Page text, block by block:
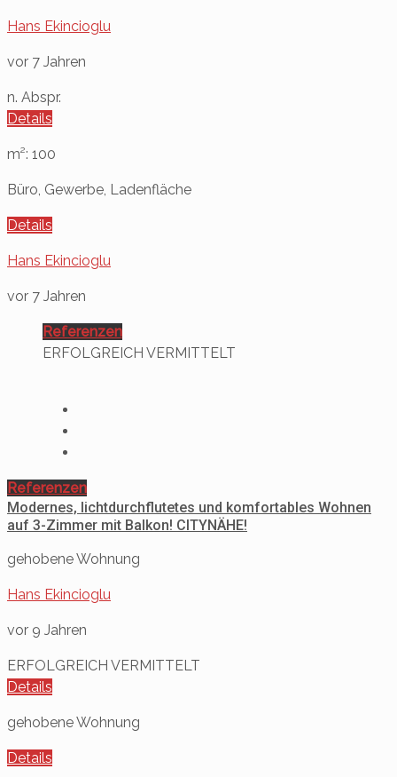
Hans Ekincioglu
vor 7 Jahren
n. Abspr.
Details
m²: 100
Büro, Gewerbe, Ladenfläche
Details
Hans Ekincioglu
vor 7 Jahren
Referenzen
ERFOLGREICH VERMITTELT
Referenzen
Modernes, lichtdurchflutetes und komfortables Wohnen
auf 3-Zimmer mit Balkon! CITYNÄHE!
gehobene Wohnung
Hans Ekincioglu
vor 9 Jahren
ERFOLGREICH VERMITTELT
Details
gehobene Wohnung
Details